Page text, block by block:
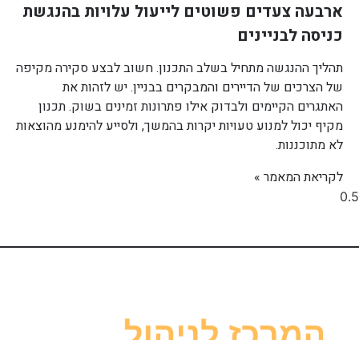
ארבעה צעדים פשוטים לייעול עלויות בהנגשת
כניסה לבניינים
תהליך ההנגשה מתחיל בשלב התכנון. חשוב לבצע סקירה מקיפה
של הצרכים של הדיירים והמבקרים בבניין. יש לזהות את
האתגרים הקיימים ולבדוק אילו פתרונות זמינים בשוק. תכנון
מקיף יכול למנוע טעויות יקרות בהמשך, ולסייע להימנע מהוצאות
לא מתוכננות.
לקריאת המאמר »